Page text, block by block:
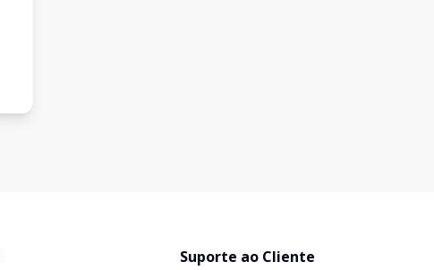
Suporte ao Cliente